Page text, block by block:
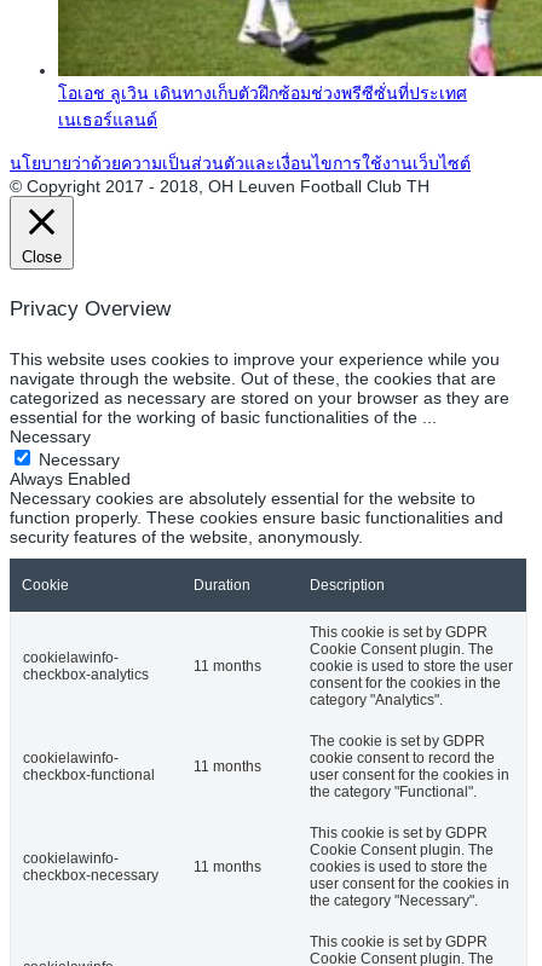
โอเอช ลูเวิน เดินทางเก็บตัวฝึกซ้อมช่วงพรีซีซั่นที่ประเทศ
เนเธอร์แลนด์
นโยบายว่าด้วยความเป็นส่วนตัวและเงื่อนไขการใช้งานเว็บไซต์
© Copyright 2017 - 2018, OH Leuven Football Club TH
Close
Privacy Overview
This website uses cookies to improve your experience while you
navigate through the website. Out of these, the cookies that are
categorized as necessary are stored on your browser as they are
essential for the working of basic functionalities of the
Necessary
Necessary
Always Enabled
Necessary cookies are absolutely essential for the website to
function properly. These cookies ensure basic functionalities and
security features of the website, anonymously.
Cookie Duration Description
cookielawinfo-
checkbox-analytics
11 months
This cookie is set by GDPR
Cookie Consent plugin. The
cookie is used to store the user
consent for the cookies in the
category "Analytics".
cookielawinfo-
checkbox-functional
11 months
The cookie is set by GDPR
cookie consent to record the
user consent for the cookies in
the category "Functional".
cookielawinfo-
checkbox-necessary
11 months
This cookie is set by GDPR
Cookie Consent plugin. The
cookies is used to store the
user consent for the cookies in
the category "Necessary".
This cookie is set by GDPR
Cookie Consent plugin. The